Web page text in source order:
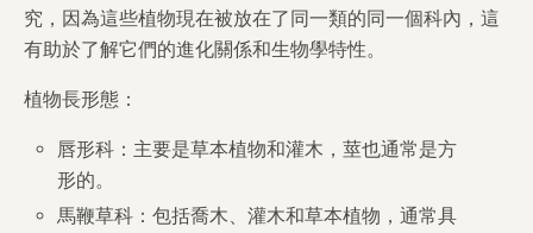
究，因為這些植物現在被放在了同一類的同一個科內，這
有助於了解它們的進化關係和生物學特性。
植物長形態：
唇形科：主要是草本植物和灌木，莖也通常是方
形的。
馬鞭草科：包括喬木、灌木和草本植物，通常具